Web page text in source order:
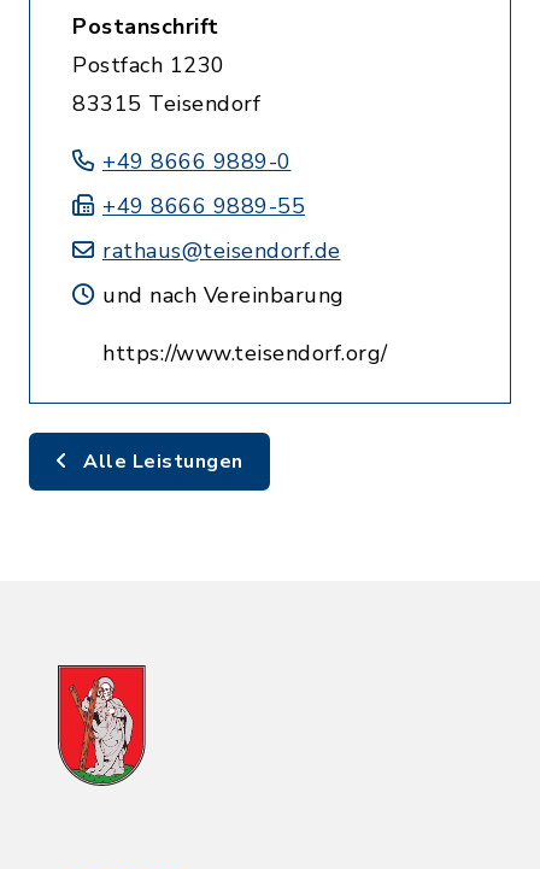
Postanschrift
Postfach 1230
83315 Teisendorf
+49 8666 9889-0
+49 8666 9889-55
rathaus@teisendorf.de
und nach Vereinbarung
https://www.teisendorf.org/
Alle Leistungen